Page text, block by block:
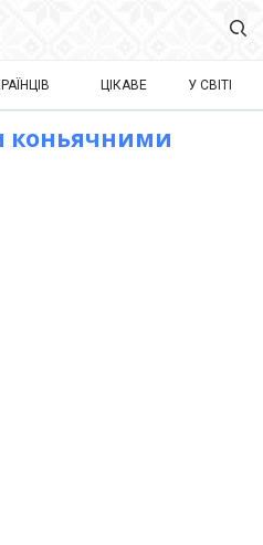
ЦІКАВЕ У СВІТІ
коньячними